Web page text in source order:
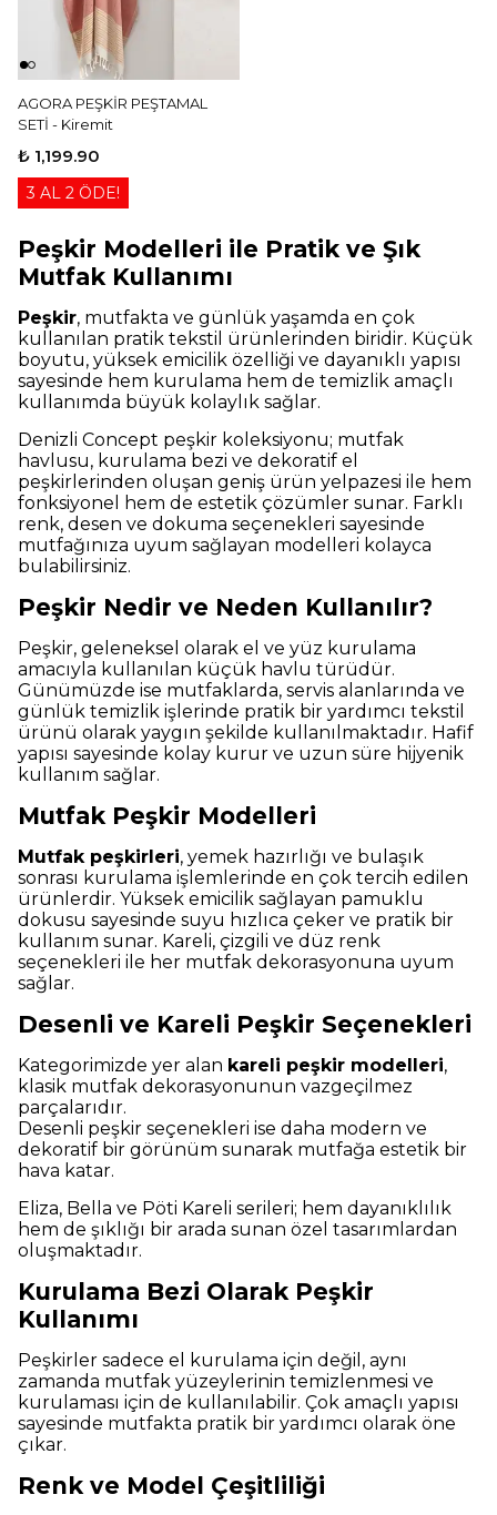
AGORA PEŞKİR PEŞTAMAL
SETİ - Kiremit
₺ 1,199.90
3 AL 2 ÖDE!
Peşkir Modelleri ile Pratik ve Şık
Mutfak Kullanımı
Peşkir, mutfakta ve günlük yaşamda en çok
kullanılan pratik tekstil ürünlerinden biridir. Küçük
boyutu, yüksek emicilik özelliği ve dayanıklı yapısı
sayesinde hem kurulama hem de temizlik amaçlı
kullanımda büyük kolaylık sağlar.
Denizli Concept peşkir koleksiyonu; mutfak
havlusu, kurulama bezi ve dekoratif el
peşkirlerinden oluşan geniş ürün yelpazesi ile hem
fonksiyonel hem de estetik çözümler sunar. Farklı
renk, desen ve dokuma seçenekleri sayesinde
mutfağınıza uyum sağlayan modelleri kolayca
bulabilirsiniz.
Peşkir Nedir ve Neden Kullanılır?
Peşkir, geleneksel olarak el ve yüz kurulama
amacıyla kullanılan küçük havlu türüdür.
Günümüzde ise mutfaklarda, servis alanlarında ve
günlük temizlik işlerinde pratik bir yardımcı tekstil
ürünü olarak yaygın şekilde kullanılmaktadır. Hafif
yapısı sayesinde kolay kurur ve uzun süre hijyenik
kullanım sağlar.
Mutfak Peşkir Modelleri
Mutfak peşkirleri, yemek hazırlığı ve bulaşık
sonrası kurulama işlemlerinde en çok tercih edilen
ürünlerdir. Yüksek emicilik sağlayan pamuklu
dokusu sayesinde suyu hızlıca çeker ve pratik bir
kullanım sunar. Kareli, çizgili ve düz renk
seçenekleri ile her mutfak dekorasyonuna uyum
sağlar.
Desenli ve Kareli Peşkir Seçenekleri
Kategorimizde yer alan kareli peşkir modelleri,
klasik mutfak dekorasyonunun vazgeçilmez
parçalarıdır.
Desenli peşkir seçenekleri ise daha modern ve
dekoratif bir görünüm sunarak mutfağa estetik bir
hava katar.
Eliza, Bella ve Pöti Kareli serileri; hem dayanıklılık
hem de şıklığı bir arada sunan özel tasarımlardan
oluşmaktadır.
Kurulama Bezi Olarak Peşkir
Kullanımı
Peşkirler sadece el kurulama için değil, aynı
zamanda mutfak yüzeylerinin temizlenmesi ve
kurulaması için de kullanılabilir. Çok amaçlı yapısı
sayesinde mutfakta pratik bir yardımcı olarak öne
çıkar.
Renk ve Model Çeşitliliği